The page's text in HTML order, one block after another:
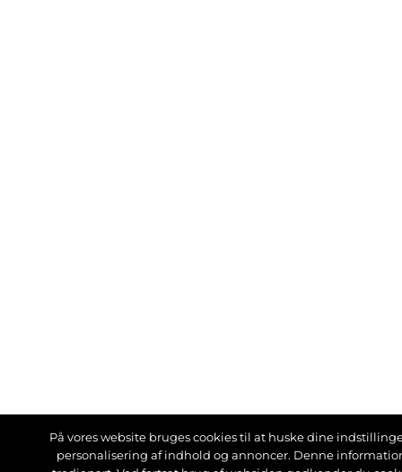
På vores website bruges cookies til at huske dine
personalisering af indhold og annoncer. Denne